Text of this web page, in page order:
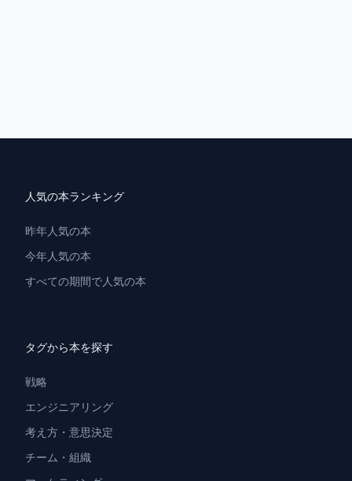
人気の本ランキング
昨年人気の本
今年人気の本
すべての期間で人気の本
タグから本を探す
戦略
エンジニアリング
考え方・意思決定
チーム・組織